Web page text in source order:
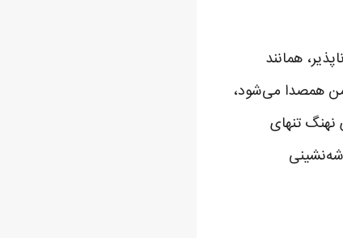
همانند
همصدا می‌شود،
تنهای